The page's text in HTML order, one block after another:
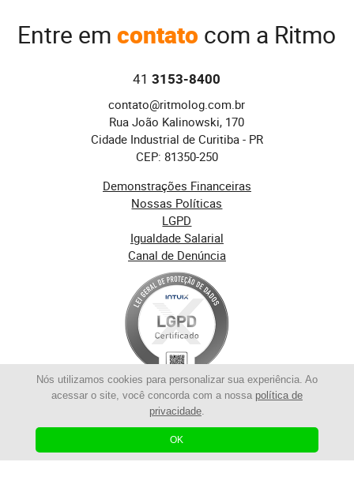
Entre emcontato com a Ritmo
413153-8400
contato@ritmolog.com.br
Rua João Kalinowski, 170
Cidade Industrial de Curitiba - PR
CEP: 81350-250
Demonstrações Financeiras
Nossas Políticas
LGPD
Igualdade Salarial
Canal de Denúncia
© 2023 | Ritmo Logistica | Todos os Direitos Reservados
Nós utilizamos cookies para personalizar sua experiência. Ao
acessar o site, você concorda com a nossa política de
privacidade.
OK